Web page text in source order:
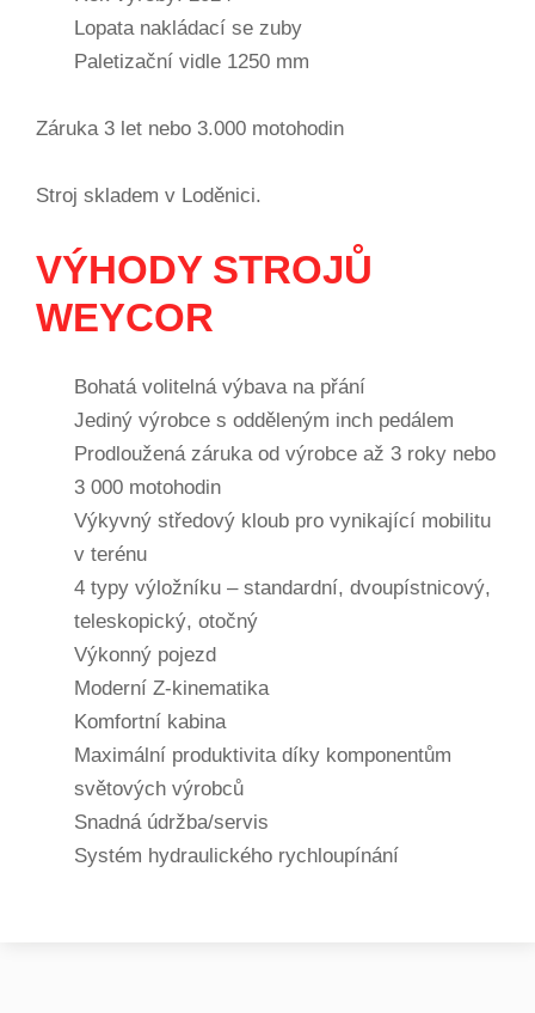
Lopata nakládací se zuby
Paletizační vidle 1250 mm
Záruka 3 let nebo 3.000 motohodin
Stroj skladem v Loděnici.
VÝHODY STROJŮ
WEYCOR
Bohatá volitelná výbava na přání
Jediný výrobce s odděleným inch pedálem
Prodloužená záruka od výrobce až 3 roky nebo
3 000 motohodin
Výkyvný středový kloub pro vynikající mobilitu
v terénu
4 typy výložníku – standardní, dvoupístnicový,
teleskopický, otočný
Výkonný pojezd
Moderní Z-kinematika
Komfortní kabina
Maximální produktivita díky komponentům
světových výrobců
Snadná údržba/servis
Systém hydraulického rychloupínání